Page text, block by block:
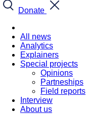
Donate
All news
Analytics
Explainers
Special projects
Opinions
Partneships
Field reports
Interview
About us